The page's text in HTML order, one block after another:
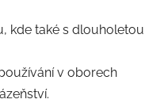
kde také s dlouholetou
v oborech